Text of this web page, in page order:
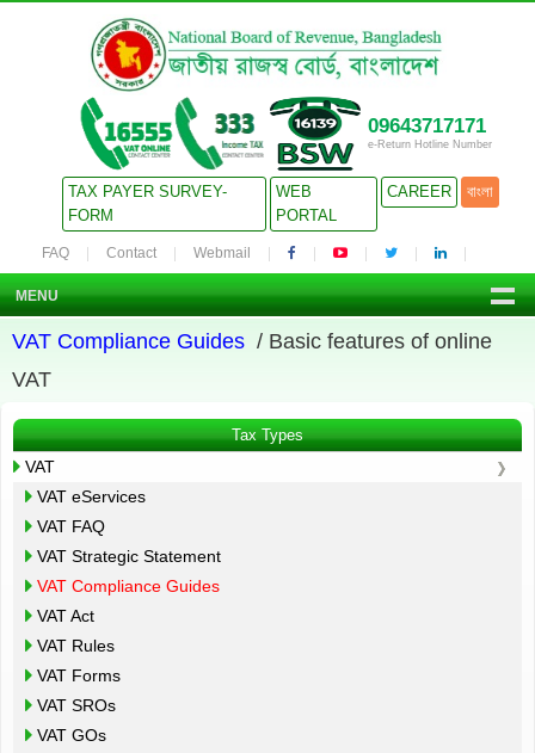
09643717171
e-Return Hotline Number
TAX PAYER SURVEY-
FORM
WEB
PORTAL
CAREER বাংলা
FAQ Contact Webmail
MENU
VAT Compliance Guides / Basic features of online
VAT
Tax Types
VAT
VAT eServices
VAT FAQ
VAT Strategic Statement
VAT Compliance Guides
VAT Act
VAT Rules
VAT Forms
VAT SROs
VAT GOs